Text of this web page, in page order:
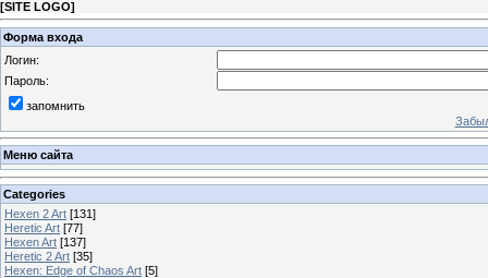
[SITE LOGO]
Форма входа
Логин:
Пароль:
запомнить
Меню сайта
Categories
Hexen 2 Art [131]
Heretic Art [77]
Hexen Art [137]
Heretic 2 Art [35]
Hexen: Edge of Chaos Art [5]